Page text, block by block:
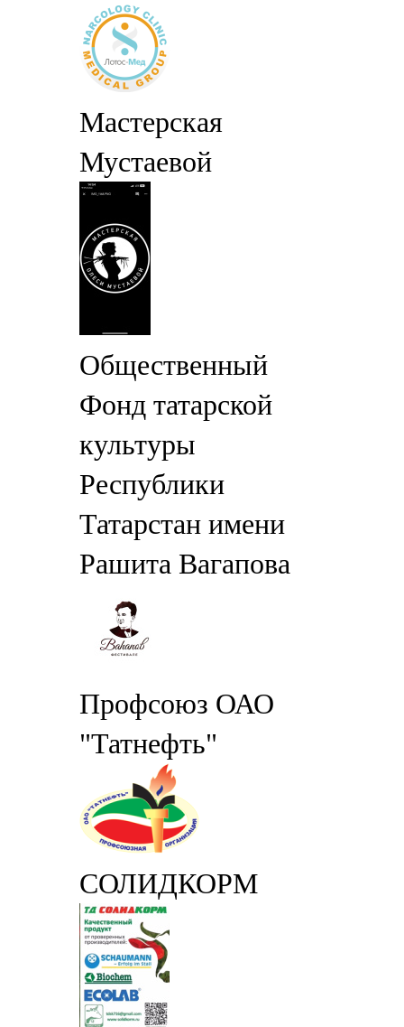
Мастерская
Мустаевой
Общественный
Фонд татарской
культуры
Республики
Татарстан имени
Рашита Вагапова
Профсоюз ОАО
"Татнефть"
СОЛИДКОРМ